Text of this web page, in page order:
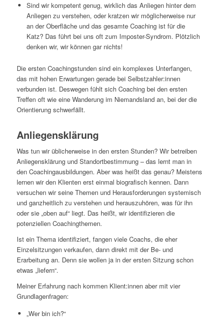
Sind wir kompetent genug, wirklich das Anliegen hinter dem
Anliegen zu verstehen, oder kratzen wir möglicherweise nur
an der Oberfläche und das gesamte Coaching ist für die
Katz? Das führt bei uns oft zum Imposter-Syndrom. Plötzlich
denken wir, wir können gar nichts!
Die ersten Coachingstunden sind ein komplexes Unterfangen,
das mit hohen Erwartungen gerade bei Selbstzahler:innen
verbunden ist. Deswegen fühlt sich Coaching bei den ersten
Treffen oft wie eine Wanderung im Niemandsland an, bei der die
Orientierung schwerfällt.
Anliegensklärung
Was tun wir üblicherweise in den ersten Stunden? Wir betreiben
Anliegensklärung und Standortbestimmung – das lernt man in
den Coachingausbildungen. Aber was heißt das genau? Meistens
lernen wir den Klienten erst einmal biografisch kennen. Dann
versuchen wir seine Themen und Herausforderungen systemisch
und ganzheitlich zu verstehen und herauszuhören, was für ihn
oder sie „oben auf“ liegt. Das heißt, wir identifizieren die
potenziellen Coachingthemen.
Ist ein Thema identifiziert, fangen viele Coachs, die eher
Einzelsitzungen verkaufen, dann direkt mit der Be- und
Erarbeitung an. Denn sie wollen ja in der ersten Sitzung schon
etwas „liefern“.
Meiner Erfahrung nach kommen Klient:innen aber mit vier
Grundlagenfragen:
„Wer bin ich?“